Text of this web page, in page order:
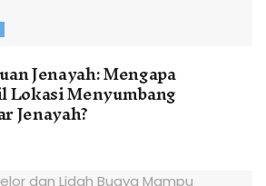
Jenayah: Mengapa
Lokasi Menyumbang
Jenayah?